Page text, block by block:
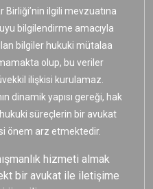
ilgili mevzuatına
bilgilendirme amacıyla
bilgiler hukuki mütalaa
olup, bu veriler
ilişkisi kurulamaz.
dinamik yapısı gereği, hak
süreçlerin bir avukat
önem arz etmektedir.
hizmeti almak
bir avukat ile iletişime